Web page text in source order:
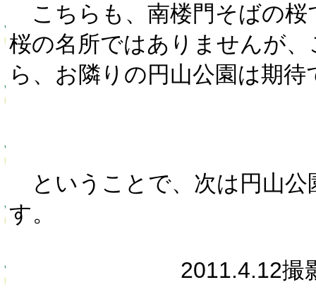
こちらも、南楼門そばの桜
桜の名所ではありませんが
ら、お隣りの円山公園は期待
ということで、次は円山公
す。
2011.4.12撮